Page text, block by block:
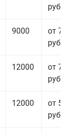
руб.
9000
от
руб.
12000
от
руб.
12000
от
руб.